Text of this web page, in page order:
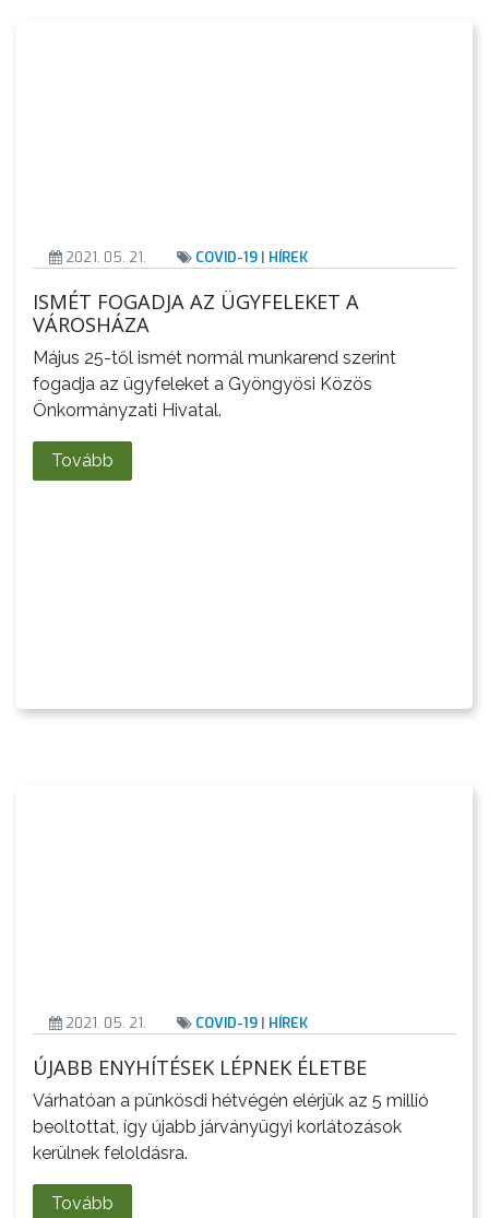
2021. 05. 21. COVID-19 | HÍREK
ISMÉT FOGADJA AZ ÜGYFELEKET A
VÁROSHÁZA
Május 25-től ismét normál munkarend szerint
fogadja az ügyfeleket a Gyöngyösi Közös
Önkormányzati Hivatal.
Tovább
2021. 05. 21. COVID-19 | HÍREK
ÚJABB ENYHÍTÉSEK LÉPNEK ÉLETBE
Várhatóan a pünkösdi hétvégén elérjük az 5 millió
beoltottat, így újabb járványügyi korlátozások
kerülnek feloldásra.
Tovább